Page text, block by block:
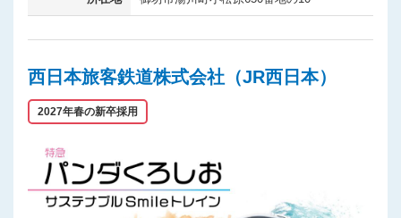
西日本旅客鉄道株式会社（JR西日本）
2027年春の新卒採用